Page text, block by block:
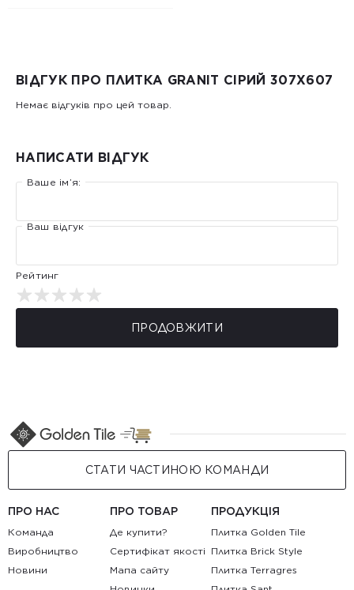
ВІДГУК ПРО ПЛИТКА GRANIT СІРИЙ 307Х607
Немає відгуків про цей товар.
НАПИСАТИ ВІДГУК
Ваше ім’я:
Ваш відгук
Рейтинг
ПРОДОВЖИТИ
СТАТИ ЧАСТИНОЮ КОМАНДИ
ПРО НАС
Команда
Виробництво
Новини
ПРО ТОВАР
Де купити?
Сертифікат якості
Мапа сайту
ПРОДУКЦІЯ
Плитка Golden Tile
Плитка Brick Style
Плитка Terragres